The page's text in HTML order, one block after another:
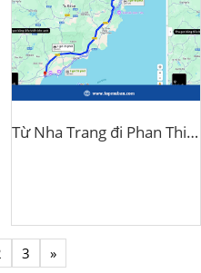
Từ Nha Trang đi Phan Thiết bao nhiêu km
3 »